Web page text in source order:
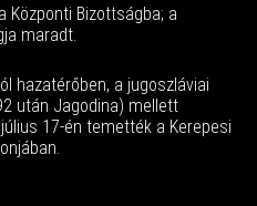
Központi Bizottságba; a
maradt.
hazatérőben, a jugoszláviai
után Jagodina) mellett
17-én temették a Kerepesi